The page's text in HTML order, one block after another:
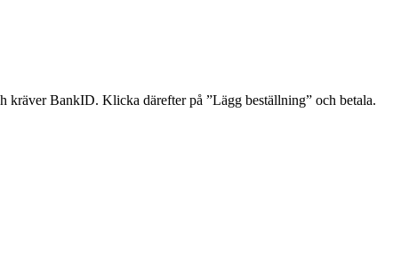
kräver BankID. Klicka därefter på ”Lägg beställning” och betala.